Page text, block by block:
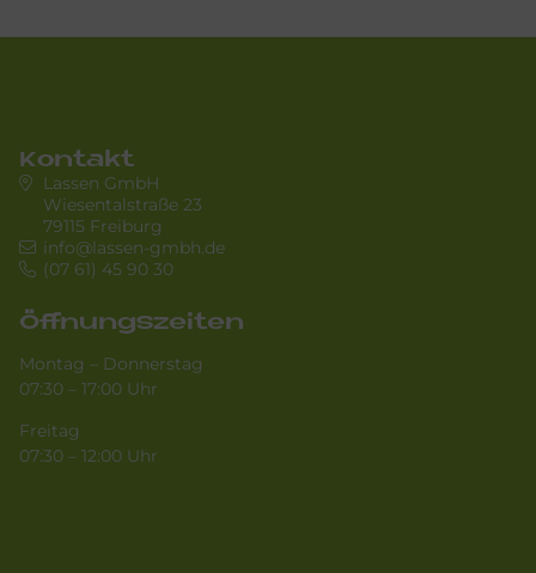
Kontakt
Lassen GmbH
Wiesentalstraße 23
79115 Freiburg
info@lassen-gmbh.de
(07 61) 45 90 30
Öffnungszeiten
Montag – Donnerstag
07:30 – 17:00 Uhr
Freitag
07:30 – 12:00 Uhr